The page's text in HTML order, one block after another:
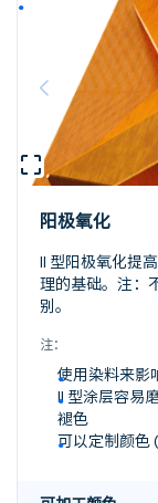
阳极氧化
II 型阳极氧化提
理的基础。注：
别。
注：
使用染料来影
II 型涂层容易
褪色
可以定制颜色